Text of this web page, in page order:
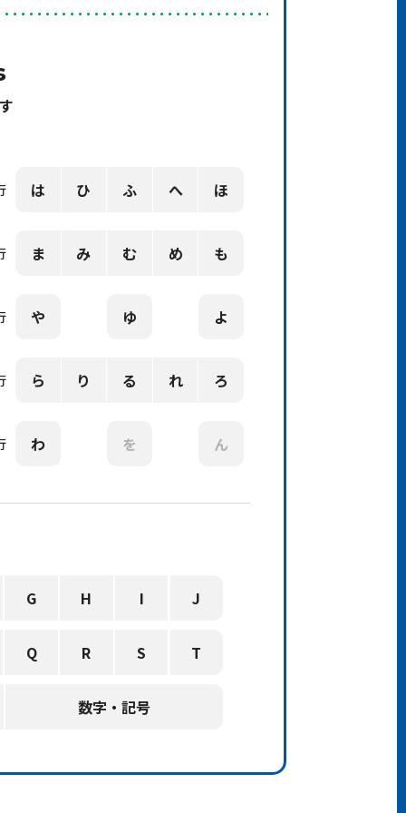
は ひ ふ へ ほ
ま み む め も
や ゆ よ
ら り る れ ろ
わ を ん
G H I J
Q R S T
数字・記号